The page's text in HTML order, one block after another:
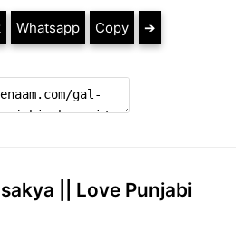
Whatsapp Copy ➔
|| Love Punjabi